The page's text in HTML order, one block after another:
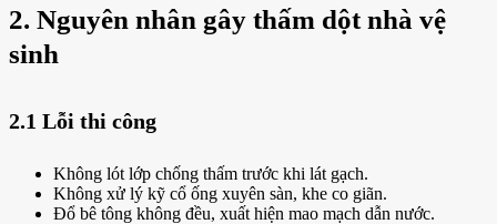
2. Nguyên nhân gây thấm dột nhà vệ
sinh
2.1 Lỗi thi công
Không lót lớp chống thấm trước khi lát gạch.
Không xử lý kỹ cổ ống xuyên sàn, khe co giãn.
Đổ bê tông không đều, xuất hiện mao mạch dẫn nước.